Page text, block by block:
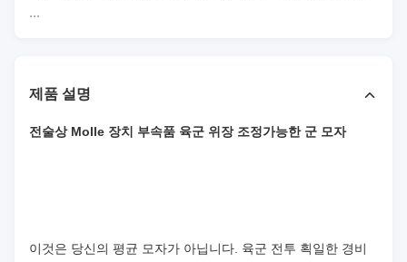
...
제품 설명
전술상 Molle 장치 부속품 육군 위장 조정가능한 군 모자
이것은 당신의 평균 모자가 아닙니다. 육군 전투 획일한 경비